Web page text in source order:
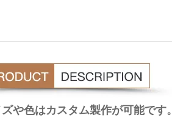
や色はカスタム製作が可能です。